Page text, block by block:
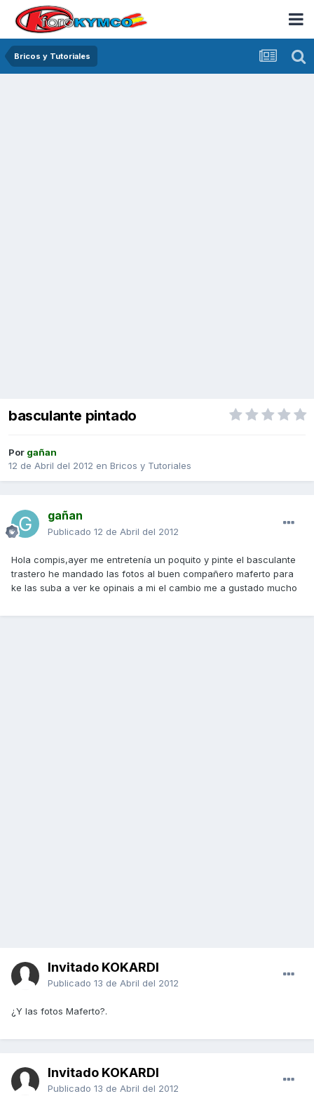
Bricos y Tutoriales
basculante pintado
Por gañan
12 de Abril del 2012 en Bricos y Tutoriales
gañan
Publicado 12 de Abril del 2012
Hola compis,ayer me entretenía un poquito y pinte el basculante
trastero he mandado las fotos al buen compañero maferto para
ke las suba a ver ke opinais a mi el cambio me a gustado mucho
Invitado KOKARDI
Publicado 13 de Abril del 2012
¿Y las fotos Maferto?.
Invitado KOKARDI
Publicado 13 de Abril del 2012